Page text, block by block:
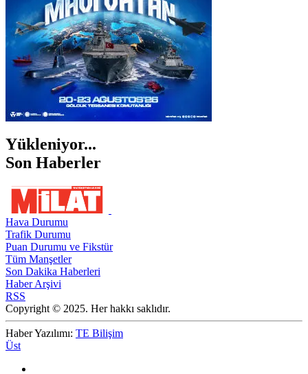
Yükleniyor...
Son Haberler
Hava Durumu
Trafik Durumu
Puan Durumu ve Fikstür
Tüm Manşetler
Son Dakika Haberleri
Haber Arşivi
RSS
Copyright © 2025. Her hakkı saklıdır.
Haber Yazılımı: TE Bilişim
Üst